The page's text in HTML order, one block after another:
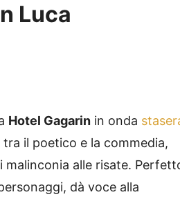
Luca
Hotel Gagarin in onda
il poetico e la commedia,
malinconia alle risate.
dà voce alla